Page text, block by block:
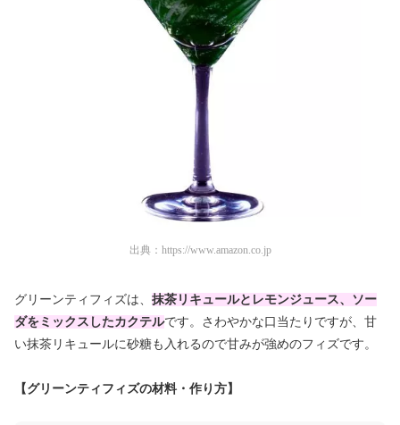
出典： https://www.amazon.co.jp
グリーンティフィズは、 抹茶リキュールとレモンジュース、ソー
ダをミックスしたカクテルです。さわやかな口当たりですが、甘
い抹茶リキュールに砂糖も入れるので甘みが強めのフィズです。
【グリーンティフィズの材料・作り方】